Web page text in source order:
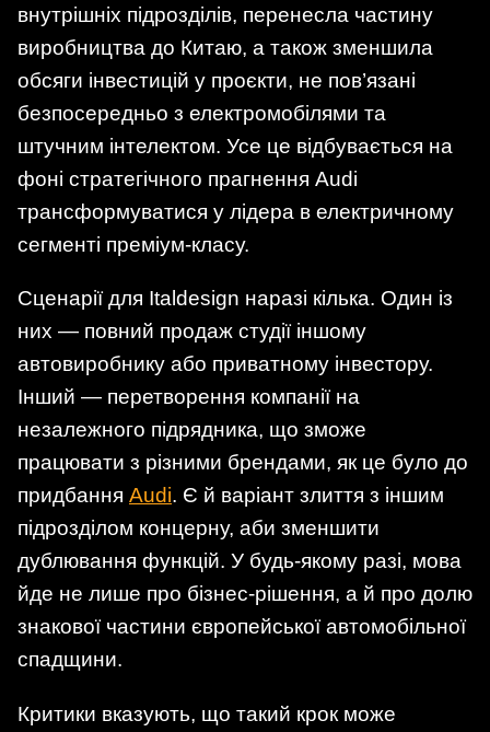
внутрішніх підрозділів, перенесла частину
виробництва до Китаю, а також зменшила
обсяги інвестицій у проєкти, не пов’язані
безпосередньо з електромобілями та
штучним інтелектом. Усе це відбувається на
фоні стратегічного прагнення Audi
трансформуватися у лідера в електричному
сегменті преміум-класу.
Сценарії для Italdesign наразі кілька. Один із
них — повний продаж студії іншому
автовиробнику або приватному інвестору.
Інший — перетворення компанії на
незалежного підрядника, що зможе
працювати з різними брендами, як це було до
придбання Audi. Є й варіант злиття з іншим
підрозділом концерну, аби зменшити
дублювання функцій. У будь-якому разі, мова
йде не лише про бізнес-рішення, а й про долю
знакової частини європейської автомобільної
спадщини.
Критики вказують, що такий крок може